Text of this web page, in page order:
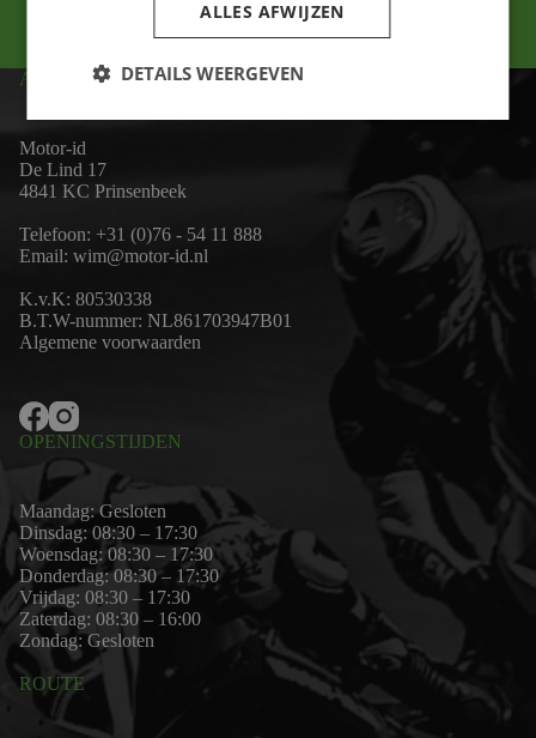
ADRES
Motor-id
De Lind 17
4841 KC Prinsenbeek
Telefoon: +31 (0)76 - 54 11 888
Email: wim@motor-id.nl
K.v.K: 80530338
B.T.W-nummer: NL861703947B01
Algemene voorwaarden
OPENINGSTIJDEN
Maandag: Gesloten
Dinsdag: 08:30 – 17:30
Woensdag: 08:30 – 17:30
Donderdag: 08:30 – 17:30
Vrijdag: 08:30 – 17:30
Zaterdag: 08:30 – 16:00
Zondag: Gesloten
ROUTE
ALLES AFWIJZEN
DETAILS WEERGEVEN